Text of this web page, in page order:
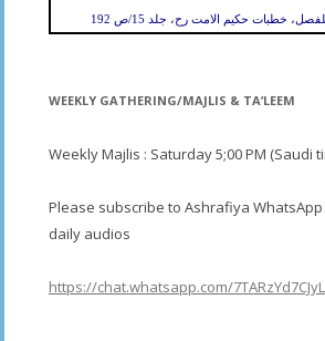
خطبات حکیم الامت رح، جلد 15/ص 192
WEEKLY GATHERING/MAJLIS & TA’LEEM
Weekly Majlis : Saturday 5;00 PM (Saudi
Please subscribe to Ashrafiya
daily audios
https://chat.whatsapp.com/